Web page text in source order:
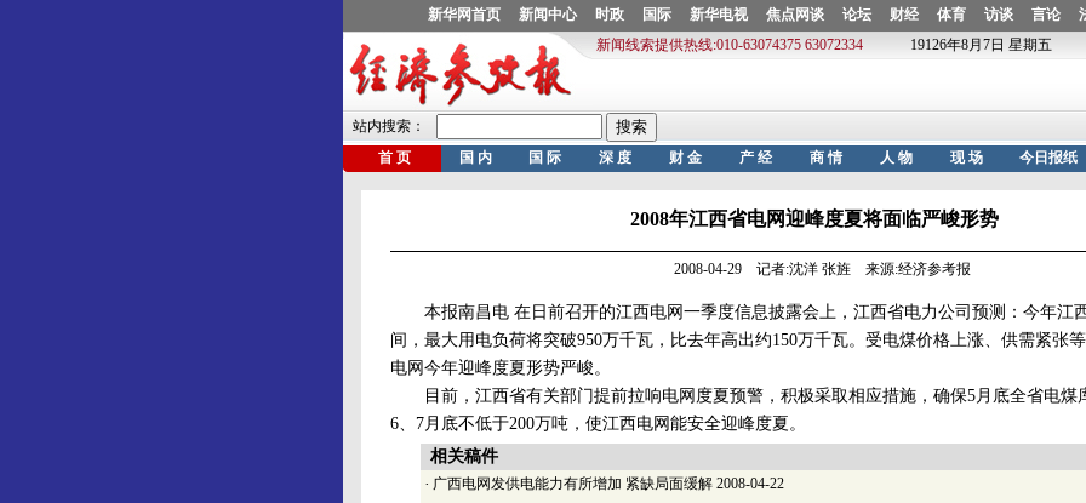
2008年江西省电网迎峰度夏将面临严峻形势
2008-04-29 记者:沈洋 张旌 来源:经济参考报
本报南昌电 在日前召开的江西电网一季度信息披露会上，江西省电力公司预测：今年江
间，最大用电负荷将突破950万千瓦，比去年高出约150万千瓦。受电煤价格上涨、供需紧张
电网今年迎峰度夏形势严峻。
目前，江西省有关部门提前拉响电网度夏预警，积极采取相应措施，确保5月底全省电煤
6、7月底不低于200万吨，使江西电网能安全迎峰度夏。
相关稿件
· 广西电网发供电能力有所增加 紧缺局面缓解 2008-04-22